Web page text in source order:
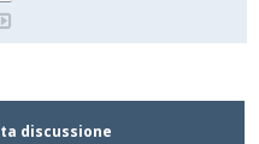
discussione